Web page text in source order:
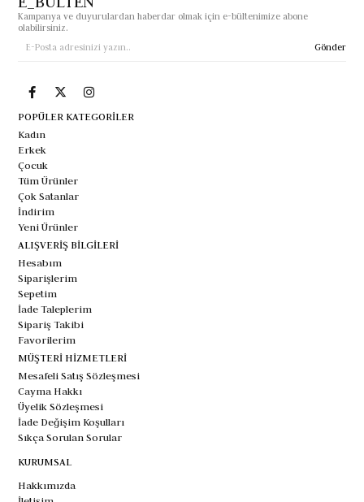
Kampanya ve duyurulardan haberdar olmak için e-bültenimize abone
olabilirsiniz.
Gönder
POPÜLER KATEGORİLER
Kadın
Erkek
Çocuk
Tüm Ürünler
Çok Satanlar
İndirim
Yeni Ürünler
ALIŞVERİŞ BİLGİLERİ
Hesabım
Siparişlerim
Sepetim
İade Taleplerim
Sipariş Takibi
Favorilerim
MÜŞTERİ HİZMETLERİ
Mesafeli Satış Sözleşmesi
Cayma Hakkı
Üyelik Sözleşmesi
İade Değişim Koşulları
Sıkça Sorulan Sorular
KURUMSAL
Hakkımızda